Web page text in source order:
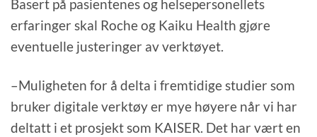
Basert på pasientenes og helsepersonellets
erfaringer skal Roche og Kaiku Health gjøre
eventuelle justeringer av verktøyet.
–Muligheten for å delta i fremtidige studier som
bruker digitale verktøy er mye høyere når vi har
deltatt i et prosjekt som KAISER. Det har vært en